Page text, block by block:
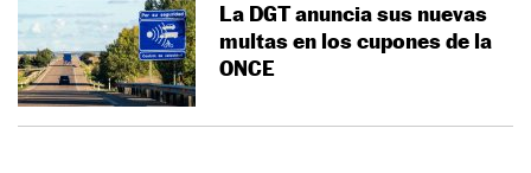
La DGT anuncia sus nuevas
multas en los cupones de la
ONCE